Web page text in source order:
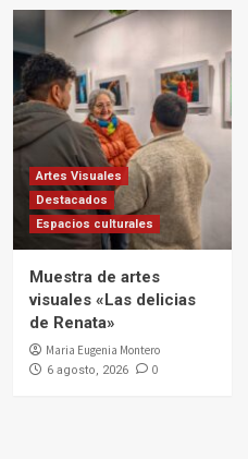
Artes Visuales
Destacados
Espacios culturales
Muestra de artes
visuales «Las delicias
de Renata»
Maria Eugenia Montero
6 agosto, 2026 0